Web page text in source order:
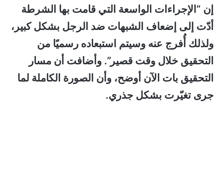
إن “الإجراءات الواسعة التي قامت بها الشرطة
أدّت إلى إضعاف الشبهات ضد الرجل بشكل كبير،
ولذلك أُفرج عنه وسيتم استبعاده رسميًا من
التحقيق خلال وقت قصير”. وأضافت أن مسار
التحقيق بات الآن أوضح، وأن الصورة الكاملة لما
جرى تغيّرت بشكل جذري.